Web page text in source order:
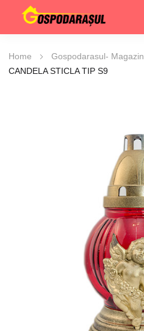
Home Gospodarasul- Magazin
CANDELA STICLA TIP S9